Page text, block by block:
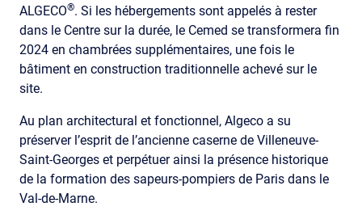
ALGECO®. Si les hébergements sont appelés à rester
dans le Centre sur la durée, le Cemed se transformera fin
2024 en chambrées supplémentaires, une fois le
bâtiment en construction traditionnelle achevé sur le
site.
Au plan architectural et fonctionnel, Algeco a su
préserver l’esprit de l’ancienne caserne de Villeneuve-
Saint-Georges et perpétuer ainsi la présence historique
de la formation des sapeurs-pompiers de Paris dans le
Val-de-Marne.